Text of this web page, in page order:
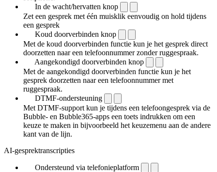
In de wacht/hervatten knop
Zet een gesprek met één muisklik eenvoudig on hold tijdens
een gesprek
Koud doorverbinden knop
Met de koud doorverbinden functie kun je het gesprek direct
doorzetten naar een telefoonnummer zonder ruggespraak.
Aangekondigd doorverbinden knop
Met de aangekondigd doorverbinden functie kun je het
gesprek doorzetten naar een telefoonnummer met
ruggespraak.
DTMF-ondersteuning
Met DTMF-support kun je tijdens een telefoongesprek via de
Bubble- en Bubble365-apps een toets indrukken om een
keuze te maken in bijvoorbeeld het keuzemenu aan de andere
kant van de lijn.
AI-gesprektranscripties
Ondersteund via telefonieplatform